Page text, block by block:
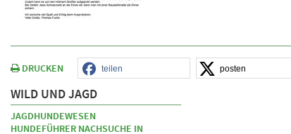
DRUCKEN teilen posten
WILD UND JAGD
JAGDHUNDEWESEN
HUNDEFÜHRER NACHSUCHE IN